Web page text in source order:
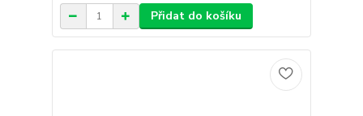
Přidat do košíku